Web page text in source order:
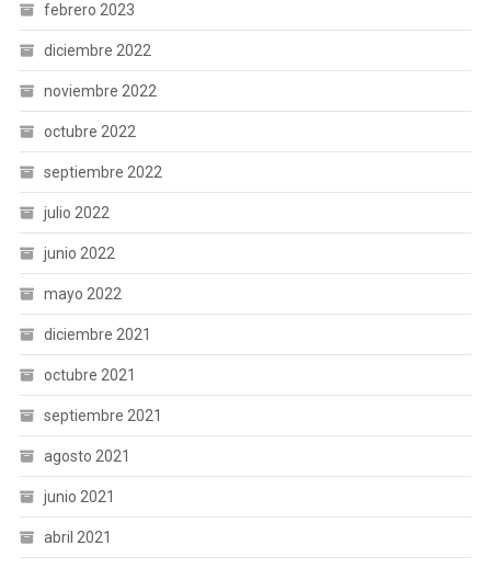
febrero 2023
diciembre 2022
noviembre 2022
octubre 2022
septiembre 2022
julio 2022
junio 2022
mayo 2022
diciembre 2021
octubre 2021
septiembre 2021
agosto 2021
junio 2021
abril 2021